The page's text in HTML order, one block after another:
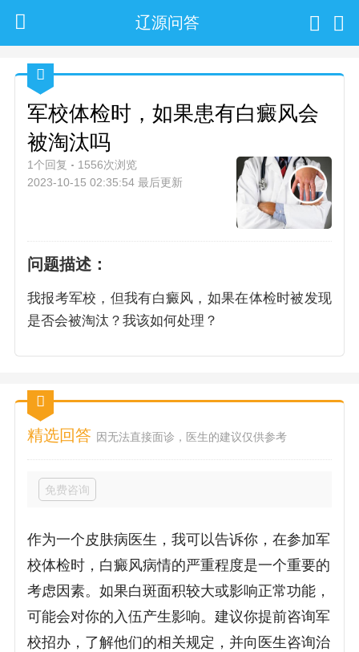
辽源问答
军校体检时，如果患有白癜风会
被淘汰吗
1个回复
1556次浏览
2023-10-15 02:35:54 最后更新
问题描述：
我报考军校，但我有白癜风，如果在体检时被发现
是否会被淘汰？我该如何处理？
精选回答 因无法直接面诊，医生的建议仅供参考
免费咨询
作为一个皮肤病医生，我可以告诉你，在参加军
校体检时，白癜风病情的严重程度是一个重要的
考虑因素。如果白斑面积较大或影响正常功能，
可能会对你的入伍产生影响。建议你提前咨询军
校招办，了解他们的相关规定，并向医生咨询治